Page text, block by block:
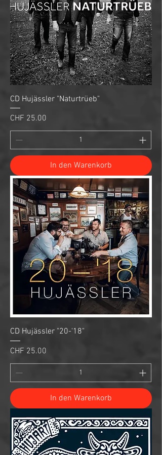
CD Hujässler "Naturtrüeb"
Preis
CHF 25.00
In den Warenkorb
CD Hujässler "20-'18"
Preis
CHF 25.00
In den Warenkorb